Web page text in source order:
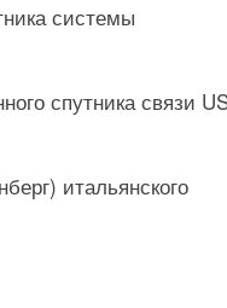
системы
спутника связи
итальянского